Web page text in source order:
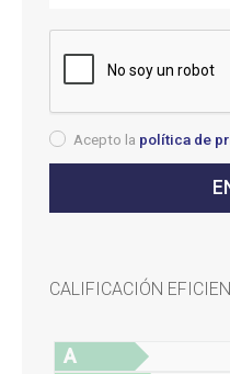
Acepto la política de
CALIFICACIÓN
A